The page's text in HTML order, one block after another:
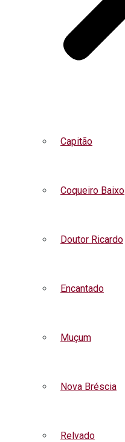
Capitão
Coqueiro Baixo
Doutor Ricardo
Encantado
Muçum
Nova Bréscia
Relvado